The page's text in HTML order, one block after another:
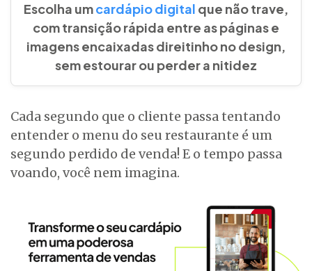
Escolha umcardápio digital que não trave,
com transição rápida entre as páginas e
imagens encaixadas direitinho no design,
sem estourar ou perder a nitidez
Cada segundo que o cliente passa tentando
entender o menu do seu restaurante é um
segundo perdido de venda! E o tempo passa
voando, você nem imagina.